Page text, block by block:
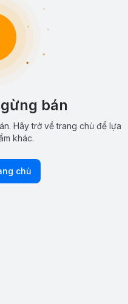
bán
Hãy trở về trang chủ để lựa
khác.
chủ